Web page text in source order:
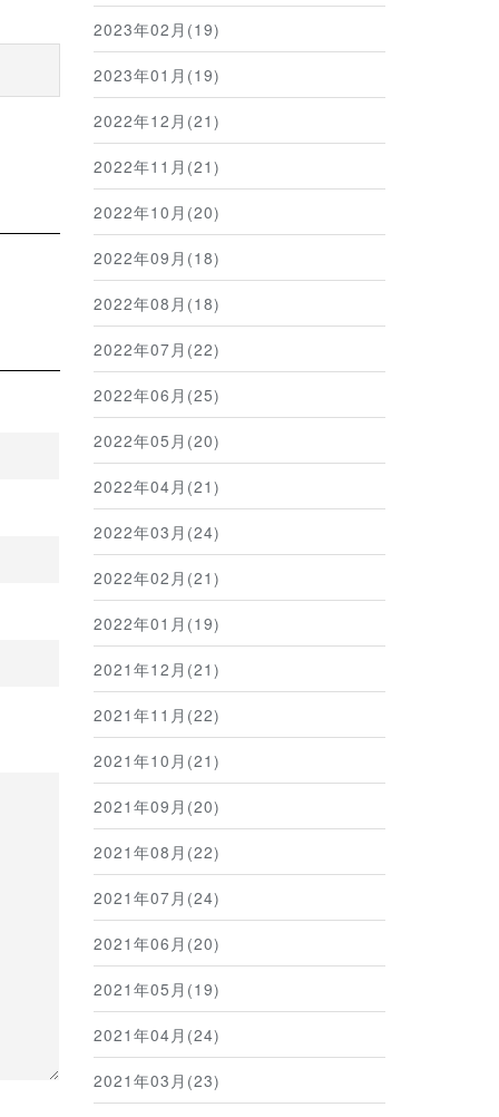
2023年02月(19)
2023年01月(19)
2022年12月(21)
2022年11月(21)
2022年10月(20)
2022年09月(18)
2022年08月(18)
2022年07月(22)
2022年06月(25)
2022年05月(20)
2022年04月(21)
2022年03月(24)
2022年02月(21)
2022年01月(19)
2021年12月(21)
2021年11月(22)
2021年10月(21)
2021年09月(20)
2021年08月(22)
2021年07月(24)
2021年06月(20)
2021年05月(19)
2021年04月(24)
2021年03月(23)